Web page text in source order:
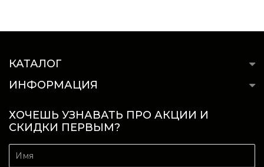
КАТАЛОГ
ИНФОРМАЦИЯ
ХОЧЕШЬ УЗНАВАТЬ ПРО АКЦИИ И
СКИДКИ ПЕРВЫМ?